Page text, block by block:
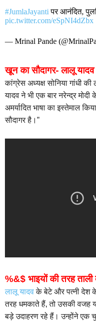
#JumlaJayanti पर आनंदित,
pic.twitter.com/eSpNI4dZbx
— Mrinal Pande
खून का सौदागर- लालू यादव
कांग्रेस अध्यक्ष सोनिया गांधी
यादव ने भी एक बार नरेन्द्र मोदी
अमर्यादित भाषा का इस्तेमाल
सौदागर है।”
%&$ भाइयों की तरह ताली
लालू यादवके बेटे और पत्नी देश
तरह धमकाते हैं, तो उसकी वजह
बड़े उदाहरण रहे हैं। उन्होंने एक